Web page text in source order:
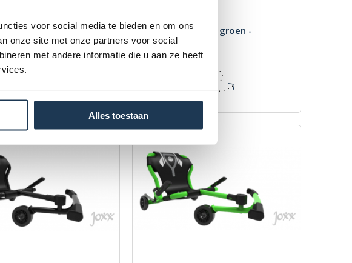
voor social media te bieden en om ons
onze site met onze partners voor social
met andere informatie die u aan ze heeft
Alles toestaan
oranje - verlengbaar
EzyRoller Spinner groen -
verlengbaar
Merk: EzyRoller